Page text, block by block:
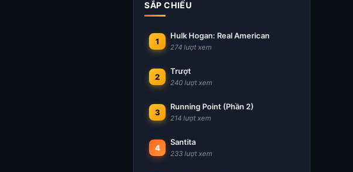
SẮP CHIẾU
1
Hulk Hogan: Real American
274 lượt xem
2
Trượt
240 lượt xem
3
Running Point (Phần 2)
214 lượt xem
4
Santita
233 lượt xem